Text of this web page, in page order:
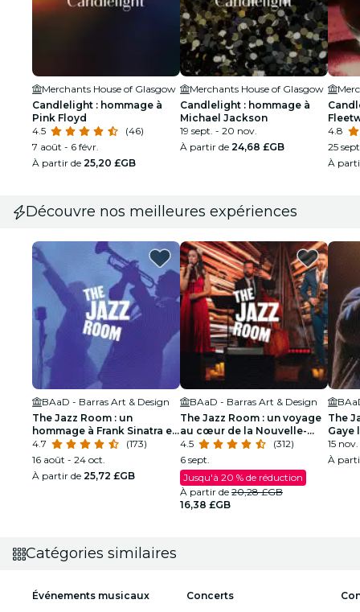
Merchants House of Glasgow
Candlelight : hommage à
Pink Floyd
4.5
(46)
7 août - 6 févr.
À partir de 25,20 £GB
Merchants House of Glasgow
Candlelight : hommage à
Michael Jackson
19 sept. - 20 nov.
À partir de 24,68 £GB
4.8
25
À
Découvre nos meilleures expériences
BAaD - Barras Art & Design
The Jazz Room : un
hommage à Frank Sinatra et
Louis Armstrong
4.7
(173)
16 août - 24 oct.
À partir de 25,72 £GB
BAaD - Barras Art & Design
The Jazz Room : un voyage
au cœur de la Nouvelle-
Orléans
4.5
(312)
6 sept.
Jusqu'à 20 % de réduction
À partir de 20,28 £GB
16,38 £GB
The
Gaye
soul
15
À
Catégories similaires
Événements musicaux Concerts